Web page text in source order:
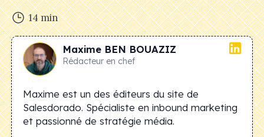
14 min
Maxime BEN BOUAZIZ
Rédacteur en chef
Maxime est un des éditeurs du site de
Salesdorado. Spécialiste en inbound marketing
et passionné de stratégie média.